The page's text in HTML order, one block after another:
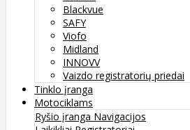
Blackvue
SAFY
Viofo
Midland
INNOVV
Vaizdo registratorių priedai
Tinklo įranga
Motociklams
Ryšio įranga Navigacijos